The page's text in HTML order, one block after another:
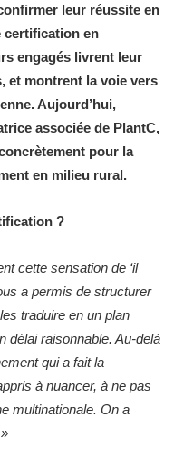
leur réussite en
certification en
engagés livrent leur
et montrent la voie vers
Aujourd’hui,
associée de PlantC,
pour la
en milieu rural.
?
cette sensation de ‘il
a permis de structurer
traduire en un plan
délai raisonnable. Au-delà
qui a fait la
à nuancer, à ne pas
multinationale. On a